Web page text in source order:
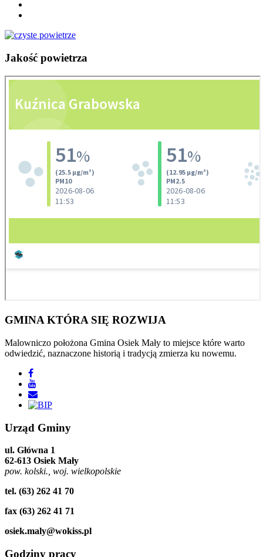
Jakość powietrza
GMINAKTÓRA SIĘ ROZWIJA
Malowniczo położona Gmina Osiek Mały to miejsce które warto
odwiedzić, naznaczone historią i tradycją zmierza ku nowemu.
Urząd Gminy
ul. Główna 1
62-613 Osiek Mały
pow. kolski., woj. wielkopolskie
tel. (63) 262 41 70
fax (63) 262 41 71
osiek.maly@wokiss.pl
Godziny pracy